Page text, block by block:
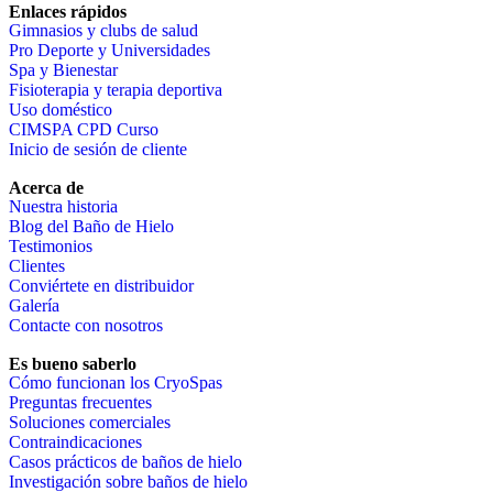
Enlaces rápidos
Gimnasios y clubs de salud
Pro Deporte y Universidades
Spa y Bienestar
Fisioterapia y terapia deportiva
Uso doméstico
CIMSPA CPD Curso
Inicio de sesión de cliente
Acerca de
Nuestra historia
Blog del Baño de Hielo
Testimonios
Clientes
Conviértete en distribuidor
Galería
Contacte con nosotros
Es bueno saberlo
Cómo funcionan los CryoSpas
Preguntas frecuentes
Soluciones comerciales
Contraindicaciones
Casos prácticos de baños de hielo
Investigación sobre baños de hielo